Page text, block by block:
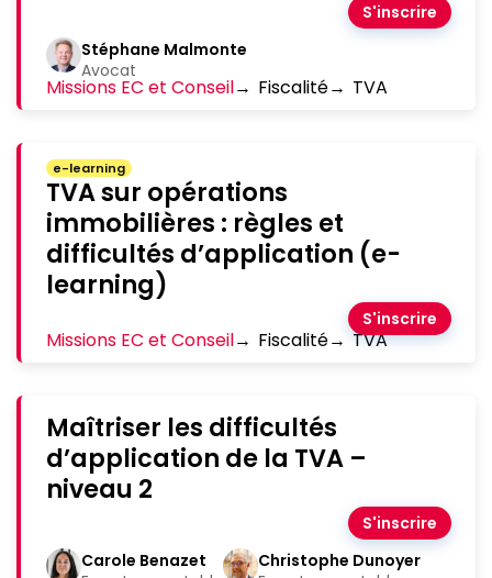
S'inscrire
Stéphane Malmonte
Avocat
Missions EC et Conseil→ Fiscalité→ TVA
e-learning
TVA sur opérations
immobilières : règles et
difficultés d’application (e-
learning)
S'inscrire
Missions EC et Conseil→ Fiscalité→ TVA
Maîtriser les difficultés
d’application de la TVA –
niveau 2
S'inscrire
Carole Benazet
Christophe Dunoyer